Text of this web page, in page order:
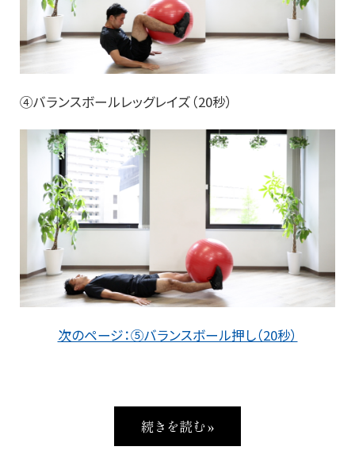
④バランスボールレッグレイズ（20秒）
次のページ：⑤バランスボール押し（20秒）
続きを読む »